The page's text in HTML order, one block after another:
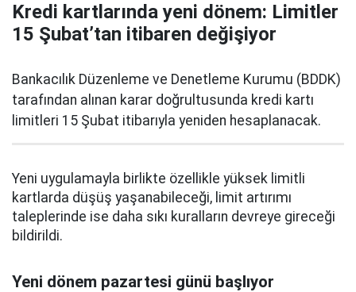
Kredi kartlarında yeni dönem: Limitler
15 Şubat’tan itibaren değişiyor
Bankacılık Düzenleme ve Denetleme Kurumu (BDDK)
tarafından alınan karar doğrultusunda kredi kartı
limitleri 15 Şubat itibarıyla yeniden hesaplanacak.
Yeni uygulamayla birlikte özellikle yüksek limitli
kartlarda düşüş yaşanabileceği, limit artırımı
taleplerinde ise daha sıkı kuralların devreye gireceği
bildirildi.
Yeni dönem pazartesi günü başlıyor